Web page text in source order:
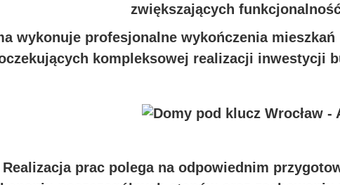
zwiększających
wykonuje profesjonalne wykończenia
kompleksowej realizacji inwestycji
Realizacja prac polega na odpowiednim